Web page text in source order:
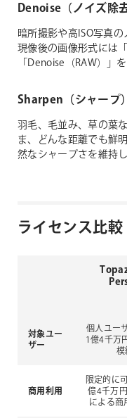
Denoise（ノイズ除去
暗所撮影や高ISO写真の
現像後の画像形式には
「Denoise（RAW）」
Sharpen（シャープ）
羽毛、毛並み、草の葉
ま、どんな距離でも鮮
然なシャープさを維持し
ライセンス比較
対象ユー
ザー
個人ユー
1億4千万
商用利用
限定的に
億4千万
による商